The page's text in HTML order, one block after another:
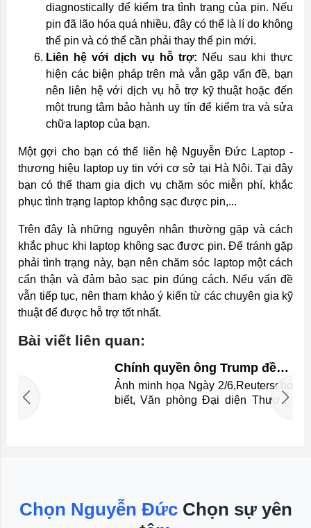
diagnostically để kiểm tra tình trạng của pin. Nếu
pin đã lão hóa quá nhiều, đây có thể là lí do không
thể pin và có thể cần phải thay thế pin mới.
Liên hệ với dịch vụ hỗ trợ: Nếu sau khi thực
hiện các biện pháp trên mà vẫn gặp vấn đề, bạn
nên liên hệ với dịch vụ hỗ trợ kỹ thuật hoặc đến
một trung tâm bảo hành uy tín để kiểm tra và sửa
chữa laptop của bạn.
Một gợi cho bạn có thể liên hệ Nguyễn Đức Laptop -
thương hiệu laptop uy tin với cơ sở tại Hà Nội. Tại đây
bạn có thể tham gia dịch vụ chăm sóc miễn phí, khắc
phục tình trạng laptop không sạc được pin,...
Trên đây là những nguyên nhân thường gặp và cách
khắc phục khi laptop không sạc được pin. Để tránh gặp
phải tình trạng này, bạn nên chăm sóc laptop một cách
cẩn thận và đảm bảo sạc pin đúng cách. Nếu vấn đề
vẫn tiếp tục, nên tham khảo ý kiến từ các chuyên gia kỹ
thuật để được hỗ trợ tốt nhất.
Bài viết liên quan:
Chính quyền ông Trump đề
xuất áp thuế bổ sung với 60
nền kinh tế
Ảnh minh họa Ngày 2/6,Reuterscho
biết, Văn phòng Đại diện Thương
ngăn chặn lưu thông các sản phẩm
được sản xuất bằng lao động
Chọn Nguyễn Đức Chọn sự yên